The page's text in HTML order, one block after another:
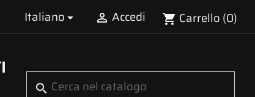
Italiano  Accedi shopping_cart Carrello (0)
search